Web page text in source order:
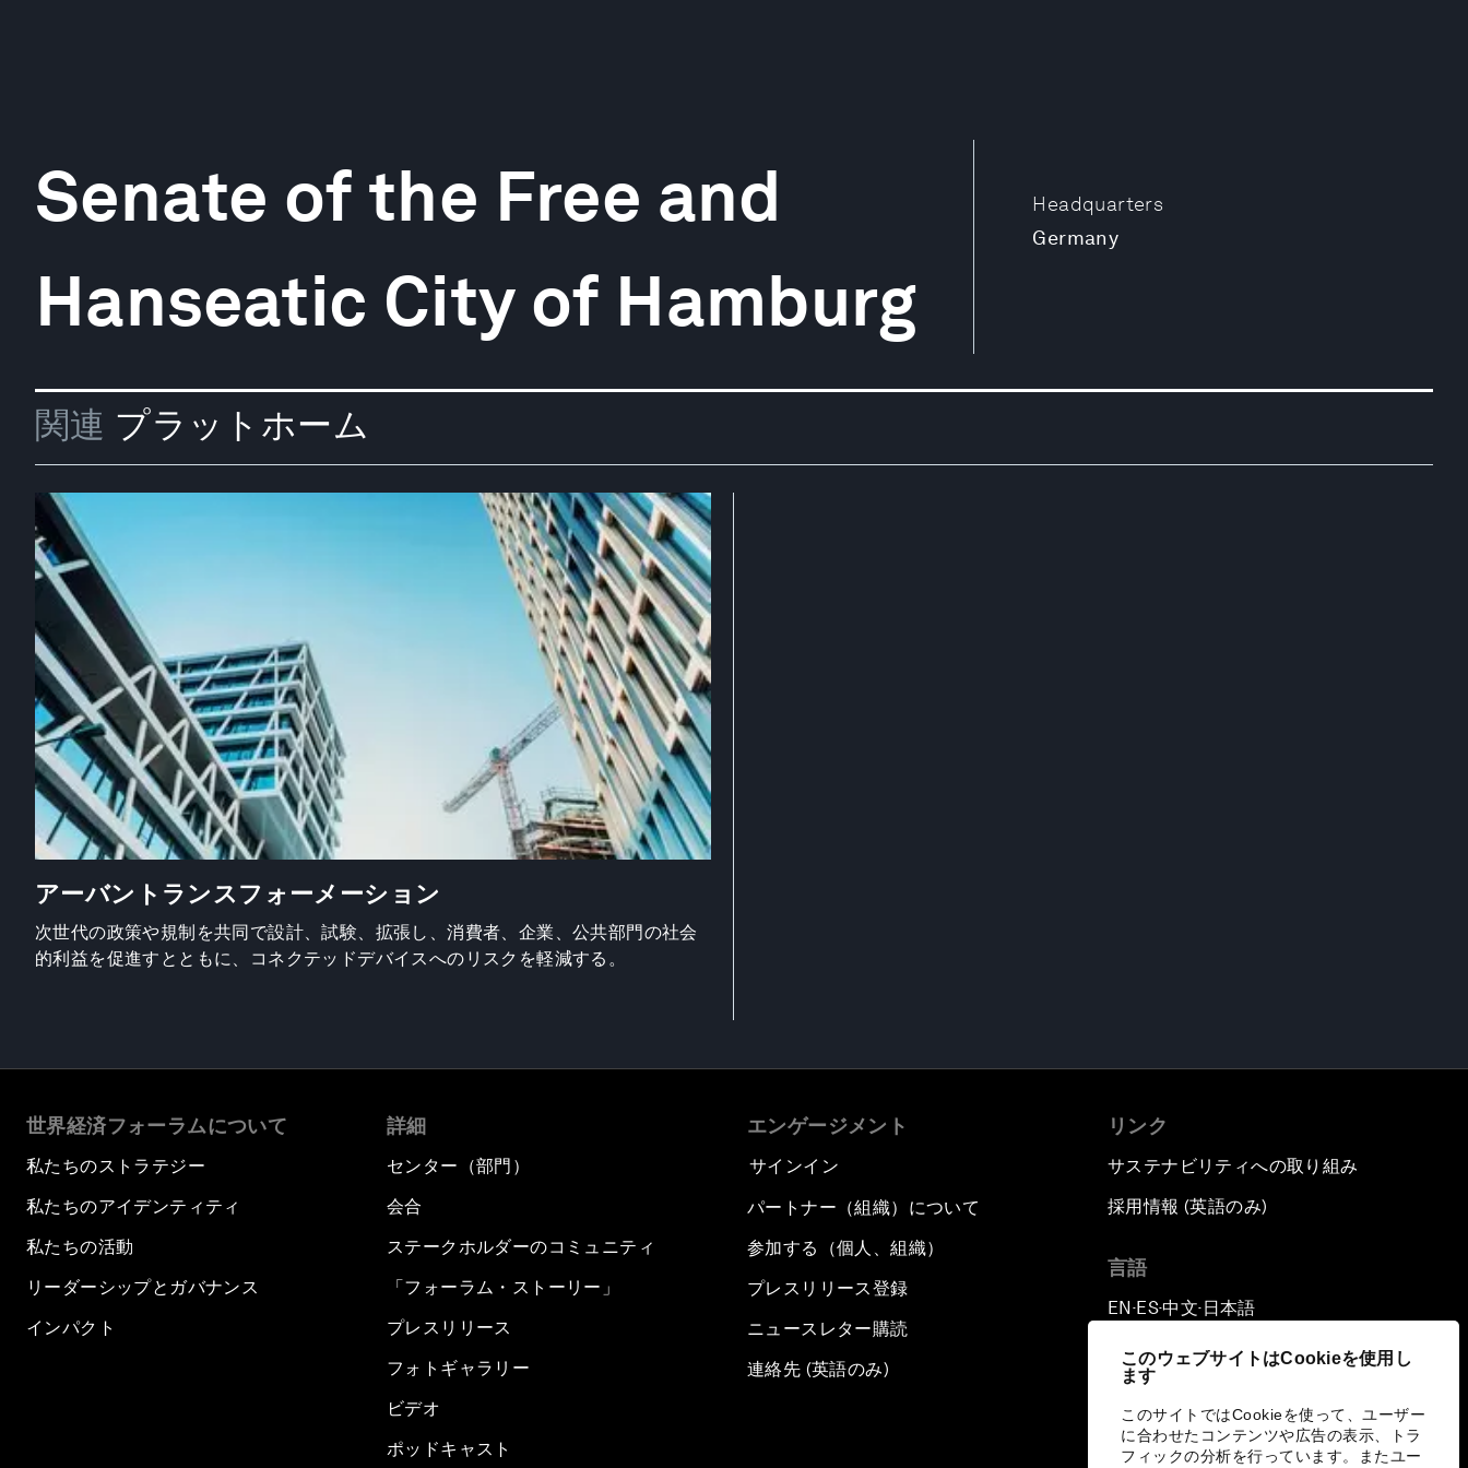
このウェブサイトはCookieを使用し
ます
このサイトではCookieを使って、ユーザー
に合わせたコンテンツや広告の表示、トラ
フィックの分析を行っています。またユー
Headquarters
Germany
Senate of the Free and
Hanseatic City of Hamburg
関連 プラットホーム
アーバントランスフォーメーション
次世代の政策や規制を共同で設計、試験、拡張し、消費者、企業、公共部門の社会
的利益を促進すとともに、コネクテッドデバイスへのリスクを軽減する。
世界経済フォーラムについて
私たちのストラテジー
私たちのアイデンティティ
私たちの活動
リーダーシップとガバナンス
インパクト
詳細
センター（部門）
会合
ステークホルダーのコミュニティ
「フォーラム・ストーリー」
プレスリリース
フォトギャラリー
ビデオ
ポッドキャスト
エンゲージメント
サインイン
パートナー（組織）について
参加する（個人、組織）
プレスリリース登録
ニュースレター購読
連絡先 (英語のみ)
リンク
サステナビリティへの取り組み
採用情報 (英語のみ)
言語
EN ▪ES▪中文▪ 日本語